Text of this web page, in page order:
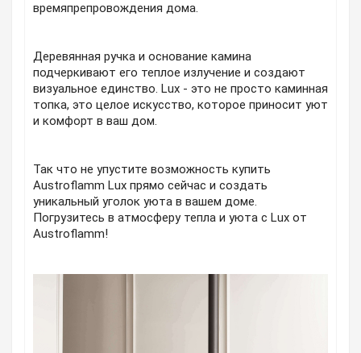
времяпрепровождения дома.
Деревянная ручка и основание камина
подчеркивают его теплое излучение и создают
визуальное единство. Lux - это не просто каминная
топка, это целое искусство, которое приносит уют
и комфорт в ваш дом.
Так что не упустите возможность купить
Austroflamm Lux прямо сейчас и создать
уникальный уголок уюта в вашем доме.
Погрузитесь в атмосферу тепла и уюта с Lux от
Austroflamm!